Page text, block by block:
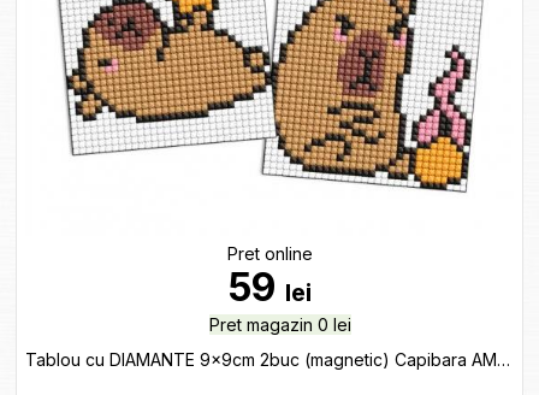
Pret online
59 lei
Pret magazin 0 lei
Tablou cu DIAMANTE 9x9cm 2buc (magnetic) Capibara AMG1169